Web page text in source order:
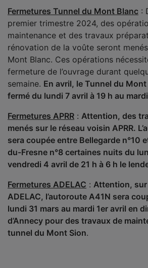
Fermetures Tunnel du Mont Blanc :
premier trimestre 2024, des
maintenance et des travaux
rénovation de la voûte seront
Mont Blanc. Ces opérations
fermeture de l’ouvrage durant
semaine. En avril, le Tunnel du
fermé du lundi 7 avril à 19 h au
Fermetures APRR : Attention, des
menés sur le réseau voisin APRR.
sera coupée entre Bellegarde n°10
du-Fresne n°8 certaines nuits du
vendredi 4 avril de 21 h à 6 h le
Fermetures ADELAC : Attention, sur
ADELAC, l’autoroute A41N sera
lundi 31 mars au mardi 1er avril en
d’Annecy pour des travaux de
tunnel du Mont Sion.